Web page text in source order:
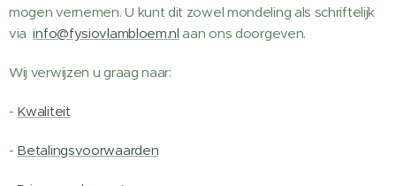
mogen vernemen. U kunt dit zowel mondeling als schriftelijk
viainfo@fysiovlambloem.nl aan ons doorgeven.
Wij verwijzen u graag naar:
- Kwaliteit
- Betalingsvoorwaarden